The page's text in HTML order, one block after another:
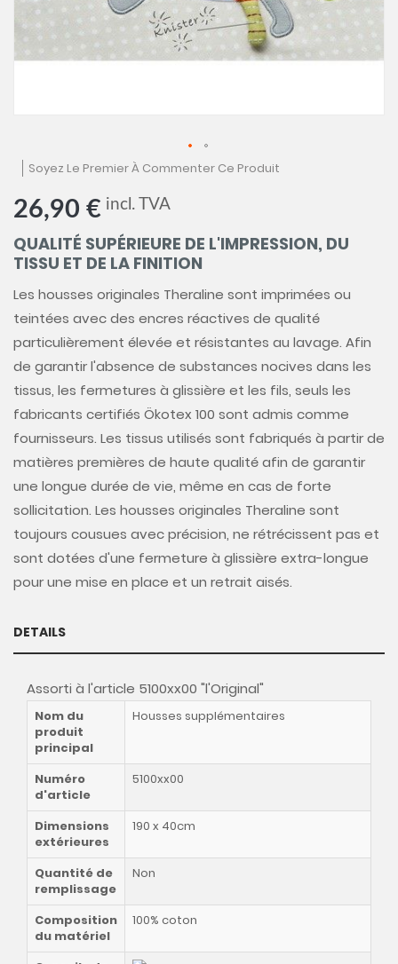
Soyez Le Premier À Commenter Ce Produit
26,90 € incl. TVA
QUALITÉ SUPÉRIEURE DE L'IMPRESSION, DU
TISSU ET DE LA FINITION
Les housses originales Theraline sont imprimées ou
teintées avec des encres réactives de qualité
particulièrement élevée et résistantes au lavage. Afin
de garantir l'absence de substances nocives dans les
tissus, les fermetures à glissière et les fils, seuls les
fabricants certifiés Ökotex 100 sont admis comme
fournisseurs. Les tissus utilisés sont fabriqués à partir de
matières premières de haute qualité afin de garantir
une longue durée de vie, même en cas de forte
sollicitation. Les housses originales Theraline sont
toujours cousues avec précision, ne rétrécissent pas et
sont dotées d'une fermeture à glissière extra-longue
pour une mise en place et un retrait aisés.
Skip
to
the
beginning
the
images
gallery
DETAILS
Assorti à l'article 5100xx00 "l'Original"
Nom du
produit
principal
Housses supplémentaires
Numéro
d'article
5100xx00
Dimensions
extérieures
190 x 40cm
Quantité de
remplissage
Non
Composition
du matériel
100% coton